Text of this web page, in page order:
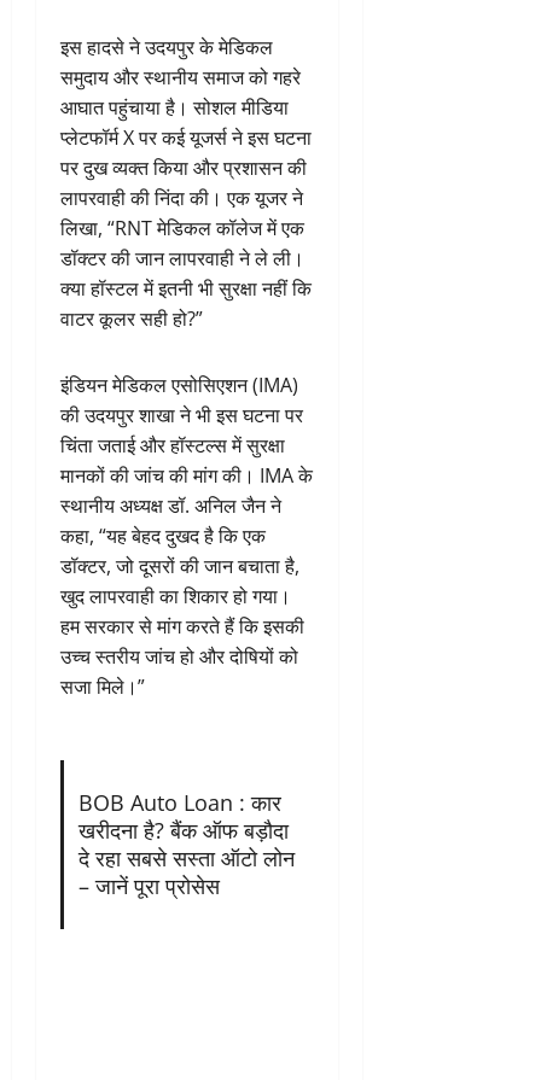
इस हादसे ने उदयपुर के मेडिकल
समुदाय और स्थानीय समाज को गहरे
आघात पहुंचाया है। सोशल मीडिया
प्लेटफॉर्म X पर कई यूजर्स ने इस घटना
पर दुख व्यक्त किया और प्रशासन की
लापरवाही की निंदा की। एक यूजर ने
लिखा, “RNT मेडिकल कॉलेज में एक
डॉक्टर की जान लापरवाही ने ले ली।
क्या हॉस्टल में इतनी भी सुरक्षा नहीं कि
वाटर कूलर सही हो?”
इंडियन मेडिकल एसोसिएशन (IMA)
की उदयपुर शाखा ने भी इस घटना पर
चिंता जताई और हॉस्टल्स में सुरक्षा
मानकों की जांच की मांग की। IMA के
स्थानीय अध्यक्ष डॉ. अनिल जैन ने
कहा, “यह बेहद दुखद है कि एक
डॉक्टर, जो दूसरों की जान बचाता है,
खुद लापरवाही का शिकार हो गया।
हम सरकार से मांग करते हैं कि इसकी
उच्च स्तरीय जांच हो और दोषियों को
सजा मिले।”
BOB Auto Loan : कार
खरीदना है? बैंक ऑफ बड़ौदा
दे रहा सबसे सस्ता ऑटो लोन
– जानें पूरा प्रोसेस